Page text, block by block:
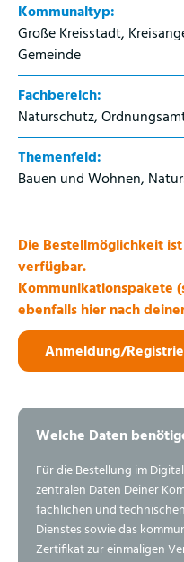
Kommunaltyp:
Große Kreisstadt,
Gemeinde
Fachbereich:
Naturschutz,
Themenfeld:
Bauen und Wohnen,
Die Bestellmöglichkeit
verfügbar.
Kommunikationspakete
ebenfalls hier nach
Anmeldung/
Welche Daten
Für die Bestellung im
zentralen Daten Deiner
fachlichen und
Dienstes sowie das
Zertifikat zur einmaligen